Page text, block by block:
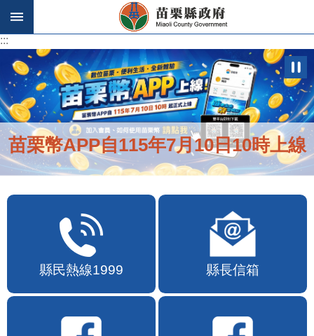
跳到主要內容區塊
:::
苗栗幣APP自115年7月10日10時上線
縣民熱線1999 縣長信箱